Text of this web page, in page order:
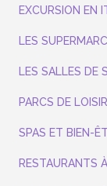
EXCURSION EN
LES
LES SALLES DE
PARCS DE
SPAS ET BIEN-
RESTAURANTS